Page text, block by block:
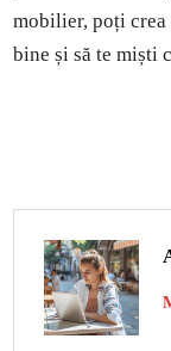
mobilier, poți crea
bine și să te miști